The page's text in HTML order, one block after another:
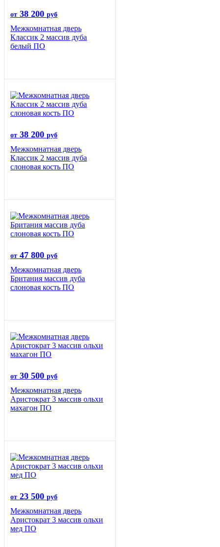
от 38 200 руб
Межкомнатная дверь
Классик 2 массив дуба
белый ПО
от 38 200 руб
Межкомнатная дверь
Классик 2 массив дуба
слоновая кость ПО
от 47 800 руб
Межкомнатная дверь
Британия массив дуба
слоновая кость ПО
от 30 500 руб
Межкомнатная дверь
Аристократ 3 массив ольхи
махагон ПО
от 23 500 руб
Межкомнатная дверь
Аристократ 3 массив ольхи
мед ПО